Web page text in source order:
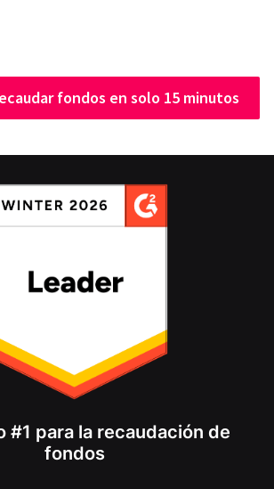
fondos en solo 15 minutos
#1 para la recaudación de
fondos